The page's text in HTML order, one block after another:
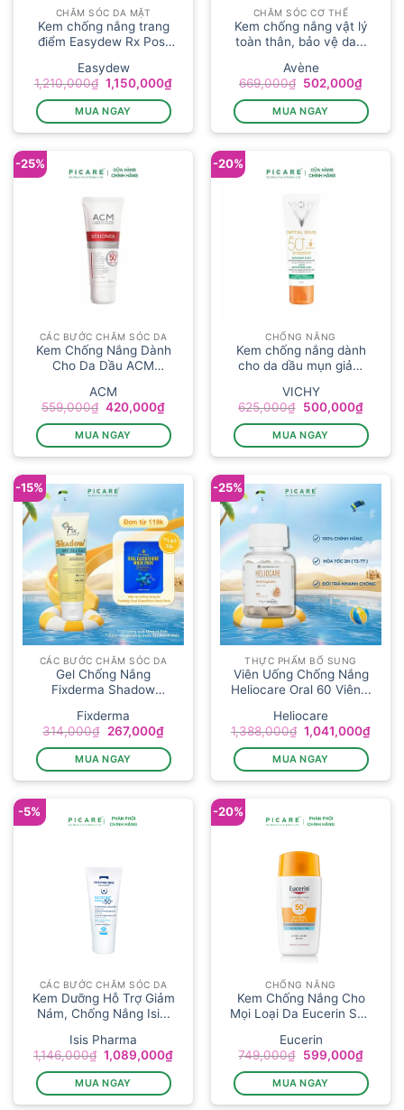
CHĂM SÓC DA MẶT
Kem chống nắng trang
điểm Easydew Rx Post
Easydew
1,210,000₫ Giá
gốc
là:
1,210,000₫.
1,150,000₫Giá
1,150,000₫.
MUA NGAY
CHĂM SÓC CƠ THỂ
Kem chống nắng vật lý
toàn thân, bảo vệ da...
Avène
669,000₫ Giá
là:
669,000₫.
502,000₫Giá
tại
là:
MUA NGAY
-25%
CÁC BƯỚC CHĂM SÓC DA
Kem Chống Nắng Dành
Cho Da Dầu ACM
ACM
559,000₫ Giá
là:
559,000₫.
420,000₫Giá
tại
là:
420,000₫.
MUA NGAY
-20%
CHỐNG NẮNG
Kem chống nắng dành
cho da dầu mụn giảm
VICHY
625,000₫ Giá
là:
625,000₫.
500,000₫Giá
hiện
tại
là:
MUA NGAY
-15%
CÁC BƯỚC CHĂM SÓC DA
Gel Chống Nắng
Fixderma Shadow
Fixderma
314,000₫ Giá
là:
314,000₫.
267,000₫Giá
hiện
tại
là:
267,000₫.
MUA NGAY
-25%
THỰC PHẨM BỔ SUNG
Viên Uống Chống Nắng
Heliocare Oral 60 Viên...
Heliocare
1,388,000₫ Giá
gốc
là:
1,388,000₫.
1,041,000₫Giá
MUA NGAY
-5%
CÁC BƯỚC CHĂM SÓC DA
Kem Dưỡng Hỗ Trợ Giảm
Nám, Chống Nắng Isi...
Isis Pharma
1,146,000₫ Giá
gốc
là:
1,146,000₫.
1,089,000₫Giá
1,089,000₫.
MUA NGAY
-20%
CHỐNG NẮNG
Kem Chống Nắng Cho
Mọi Loại Da Eucerin Sun
Eucerin
749,000₫ Giá
là:
749,000₫.
599,000₫Giá
hiện
tại
là:
MUA NGAY